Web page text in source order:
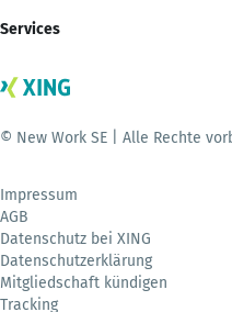
Services
© New Work SE | Alle Rechte
Impressum
AGB
Datenschutz bei XING
Datenschutzerklärung
Mitgliedschaft kündigen
Tracking